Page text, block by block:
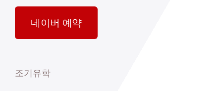
네이버 예약
조기유학